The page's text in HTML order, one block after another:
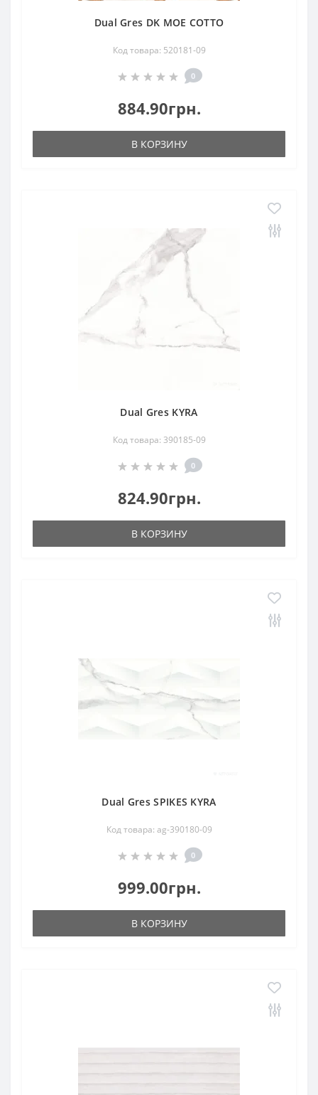
Dual Gres DK MOE COTTO
Код товара: 520181-09
0
884.90грн.
В КОРЗИНУ
Dual Gres KYRA
Код товара: 390185-09
0
824.90грн.
В КОРЗИНУ
Dual Gres SPIKES KYRA
Код товара: ag-390180-09
0
999.00грн.
В КОРЗИНУ